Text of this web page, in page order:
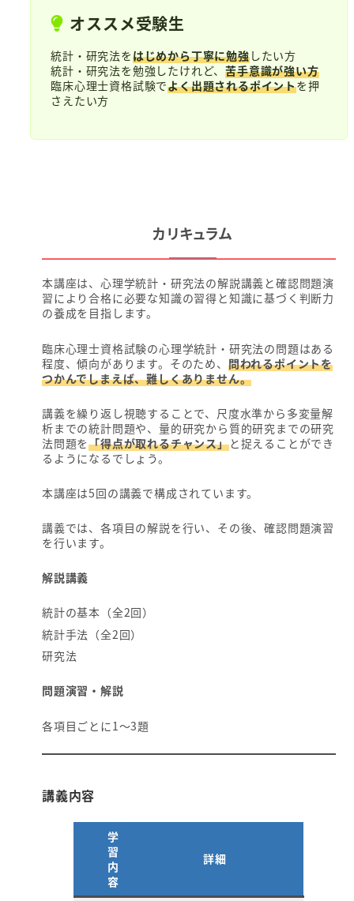
オススメ受験生
統計・研究法をはじめから丁寧に勉強したい方
統計・研究法を勉強したけれど、苦手意識が強い方
臨床心理士資格試験でよく出題されるポイントを押
さえたい方
カリキュラム
本講座は、心理学統計・研究法の解説講義と確認問題演
習により合格に必要な知識の習得と知識に基づく判断力
の養成を目指します。
臨床心理士資格試験の心理学統計・研究法の問題はある
程度、傾向があります。そのため、 問われるポイントを
つかんでしまえば、難しくありません。
講義を繰り返し視聴することで、尺度水準から多変量解
析までの統計問題や、量的研究から質的研究までの研究
法問題を「得点が取れるチャンス」と捉えることができ
るようになるでしょう。
本講座は5回の講義で構成されています。
講義では、各項目の解説を行い、その後、確認問題演習
を行います。
解説講義
統計の基本（全2回）
統計手法（全2回）
研究法
問題演習・解説
各項目ごとに1～3題
講義内容
学
習
内
容
詳細